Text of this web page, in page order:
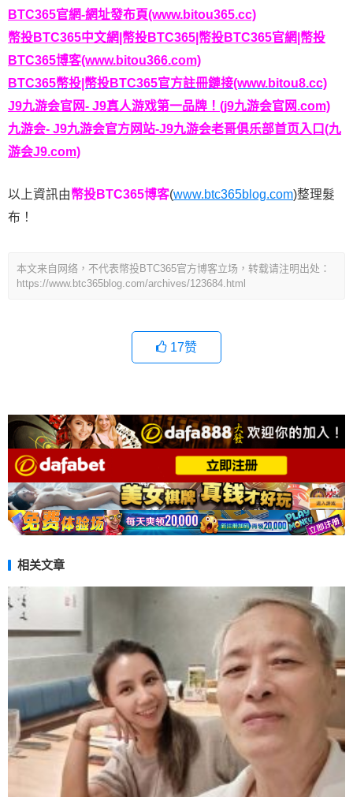
BTC365官網-網址發布頁(www.bitou365.cc)
幣投BTC365中文網|幣投BTC365|幣投BTC365官網|幣投
BTC365博客(www.bitou366.com)
BTC365幣投|幣投BTC365官方註冊鏈接(www.bitou8.cc)
J9九游会官网- J9真人游戏第一品牌！(j9九游会官网.com)
九游会- J9九游会官方网站-J9九游会老哥俱乐部首页入口(九
游会J9.com)
以上資訊由幣投BTC365博客(www.btc365blog.com)整理髮
布！
本文来自网络，不代表幣投BTC365官方博客立场，转载请注明出处：
https://www.btc365blog.com/archives/123684.html
17赞
相关文章